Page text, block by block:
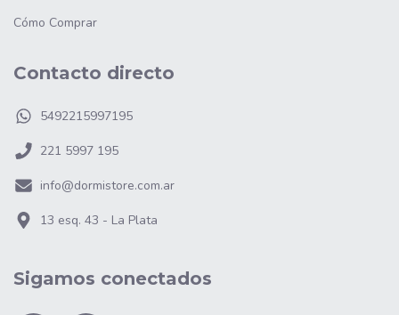
Cómo Comprar
Contacto directo
5492215997195
221 5997 195
info@dormistore.com.ar
13 esq. 43 - La Plata
Sigamos conectados